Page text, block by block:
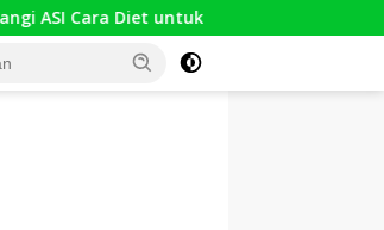
Cara Diet untuk Ibu Menyusui